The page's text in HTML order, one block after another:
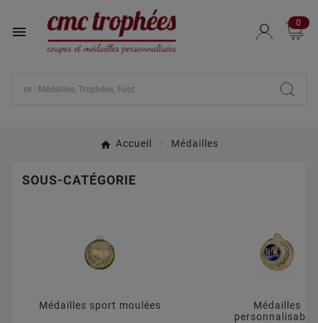

0
Accueil Médailles
SOUS-CATÉGORIE
Médailles sport moulées
Médailles